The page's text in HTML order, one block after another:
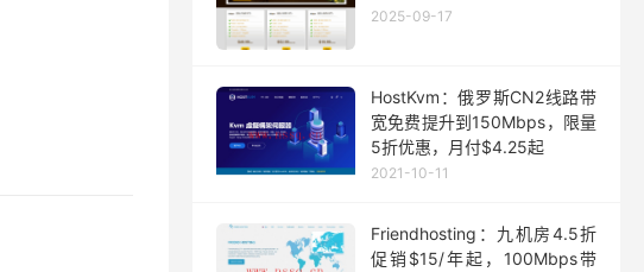
2025-09-17
HostKvm：俄罗斯CN2线路带
宽免费提升到150Mbps，限量
5折优惠，月付$4.25起
2021-10-11
Friendhosting：九机房4.5折
促销$15/年起，100Mbps带